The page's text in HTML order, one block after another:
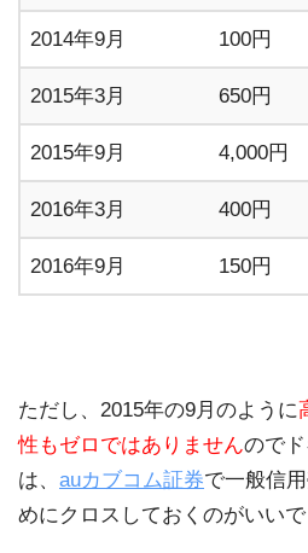
2014年9月 100円
2015年3月 650円
2015年9月 4,000円
2016年3月 400円
2016年9月 150円
ただし、2015年の9月のように
性もゼロではありませんので
は、 auカブコム証券で一般信
めにクロスしておくのがいい